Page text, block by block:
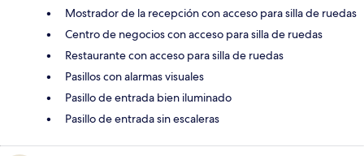
Mostrador de la recepción con acceso para silla de ruedas
Centro de negocios con acceso para silla de ruedas
Restaurante con acceso para silla de ruedas
Pasillos con alarmas visuales
Pasillo de entrada bien iluminado
Pasillo de entrada sin escaleras